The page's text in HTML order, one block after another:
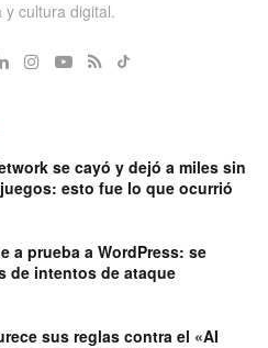
y cultura digital.
se cayó y dejó a miles sin
esto fue lo que ocurrió
a prueba a WordPress: se
de intentos de ataque
sus reglas contra el «AI